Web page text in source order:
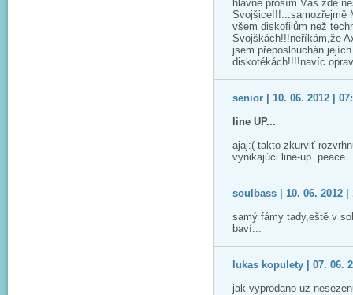
hlavně prosím Vás zde
Svojšice!!!...samozřejmě
všem diskofilům než
Svojškách!!!neříkám,že
jsem přeposlouchán
diskotékách!!!!navíc
senior | 10. 06. 2012 |
line UP...
ajaj:( takto zkurviť
vynikajúci line-up. peace
soulbass | 10. 06. 2012 |
samý fámy tady,eště v
baví...
lukas kopulety | 07. 06.
jak vyprodano uz